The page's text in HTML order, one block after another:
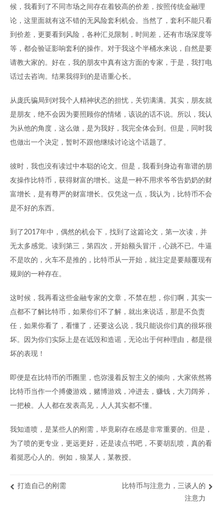
候，我看到了不同市场之间存在着较高的价差，按照传统金融理
论，这里面就有这不错的无风险套利机会。当然了，套利不能只看
到价差，更要看到风险，各种汇兑限制，时间差，还有市场深度等
等，都会验证影响套利的操作。对于我这个半桶水来说，自然是要
请教大家的。好在，我的朋友中真有这方面的专家，于是，我打电
话过去咨询。结果我得到的是语重心长。
从庞氏骗局到对我个人精神状态的担忧，关切满满。其实，朋友就
是朋友，绝不会因为要照顾你的情绪，该说的话不说。所以，我认
为从他的角度，这么做，是为我好，我完全体会到。但是，同时我
也做出一个决定，暂时不跟他继续讨论这个话题了。
彼时，我也没有读过中本聪的论文。但是，我看到身边有靠谱的朋
友操作比特币，获得财富的增长。这是一种不用求爷爷告奶奶的财
富增长，是有尊严的财富增长。仅凭这一点，我认为，比特币不会
是不好的东西。
到了2017年中，偶然的机会下，找到了这篇论文，第一次读，并
无太多感觉。读到第三，第四次，开始额头冒汗，心跳不已。牛逼
不是吹的，火车不是推的，比特币从一开始，就注定是要颠覆现有
规则的一种存在。
这时候，我再看这些金融专家的文章，不禁在想，你们啊，其实一
点都不了解比特币，如果你们不了解，就出来说话，那是不负责
任，如果你看了，看懂了，还要这么说，我只能说你们真的很坏很
坏。因为你们实际上是在诋毁和造谣，无论出于何种理由，都是很
坏的表现！
即便是在比特币的币圈里，也弥漫着反智主义的倾向，大家依然将
比特币当作一个搏傻游戏，赌博游戏，冲进去，赚钱，大刀阔斧，
一把梭。人人都在发表高见，人人其实都不懂。
我知道喷，是某些人的刚需，毕竟刷存在感是非常重要的。但是，
为了喷的更专业，更远更好，还是读点书吧，不要胡乱喷，真的看
着挺恶心人的。例如，狼某人，某教授。
打造自己的刚需
比特币与注意力，三谈人的
注意力